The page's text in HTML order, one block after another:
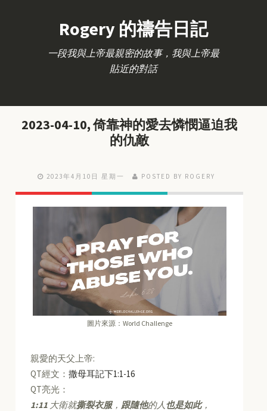
Rogery 的禱告日記
一段我與上帝最親密的故事，我與上帝最
貼近的對話
2023-04-10, 倚靠神的愛去憐憫逼迫我
的仇敵
2023年4月10日 星期一 POSTED BY ROGERY
圖片來源：World Challenge
親愛的天父上帝:
QT經文：撒母耳記下1:1-16
QT亮光：
1:11 大衛就撕裂衣服， 跟隨他的人也是如此，